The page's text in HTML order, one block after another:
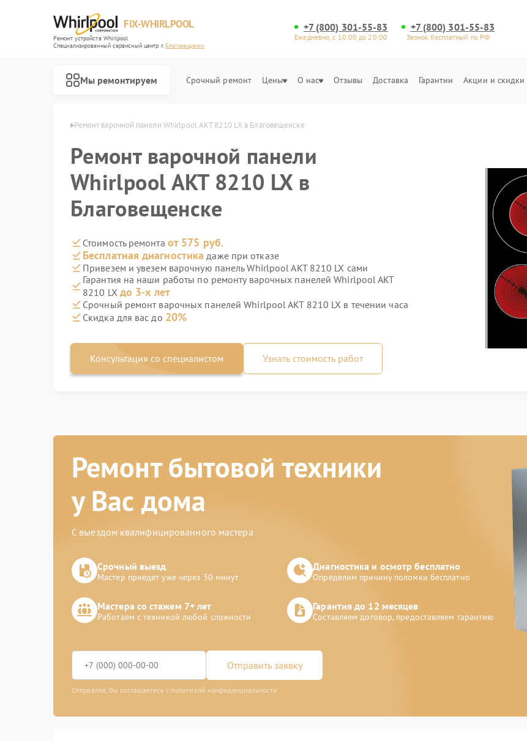
FIX-WHIRLPOOL
Ремонт устройств Whirlpool
Специализированный cервисный центр г. Благовещенск
+7 (800) 301-55-83
Ежедневно, с 10:00 до 20:00
+7 (800) 301-55-83
Звонок бесплатный по РФ
Мы ремонтируем Срочный ремонт Цены О нас Отзывы Доставка Гарантии Акции и скидки
Ремонт варочной панели Whirlpool AKT 8210 LX в Благовещенске
Ремонт варочной панели
Whirlpool AKT 8210 LX в
Благовещенске
Стоимость ремонта от 575 руб.
Бесплатная диагностика даже при отказе
Привезем и увезем варочную панель Whirlpool AKT 8210 LX сами
Гарантия на наши работы по ремонту варочных панелей Whirlpool AKT
8210 LX до 3-х лет
Срочный ремонт варочных панелей Whirlpool AKT 8210 LX в течении часа
Скидка для вас до 20%
Консультация со специалистом Узнать стоимость работ
Ремонт бытовой техники
у Вас дома
С выездом квалифицированного мастера
Срочный выезд
Мастер приедет уже через 30 минут
Диагностика и осмотр бесплатно
Определим причину поломки бесплатно
Мастера со стажем 7+ лет
Работаем с техникой любой сложности
Гарантия до 12 месяцев
Составляем договор, предоставляем гарантию
Отправить заявку
Отправляя, Вы соглашаетесь с политикой конфиденциальности